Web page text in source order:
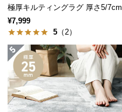
い
て
搬
入
経
路
に
極厚キルティングラグ 厚さ5/7cm
¥7,999
5 （2）